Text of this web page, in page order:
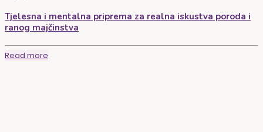
Tjelesna i mentalna priprema za realna iskustva poroda i
ranog majčinstva
Read more